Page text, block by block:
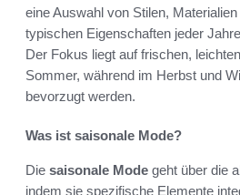
eine Auswahl von Stilen,
typischen Eigenschaften jeder
Der Fokus liegt auf frischen,
Sommer, während im Herbst und
bevorzugt werden.
Was ist saisonale Mode?
Die saisonale Mode geht über die
indem sie spezifische Elemente